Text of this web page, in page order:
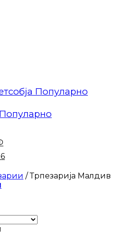
/Трпезарија Малдив